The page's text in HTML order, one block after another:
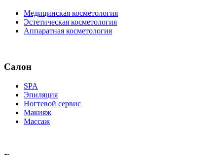
Медицинская косметология
Эстетическая косметология
Аппаратная косметология
Салон
SPA
Эпиляция
Ногтевой сервис
Макияж
Массаж